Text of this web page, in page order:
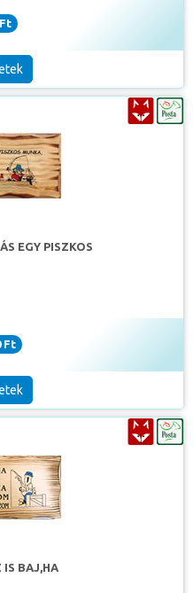
EGY PISZKOS
Ft
IS BAJ,HA